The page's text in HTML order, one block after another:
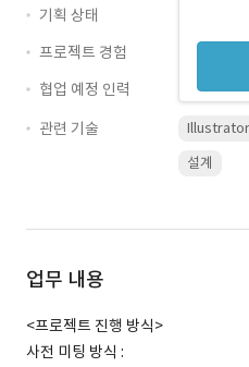
기획 상태
프로젝트 경험
협업 예정 인력
관련 기술
Illustrator
설계
업무 내용
<프로젝트 진행 방식>
사전 미팅 방식 :